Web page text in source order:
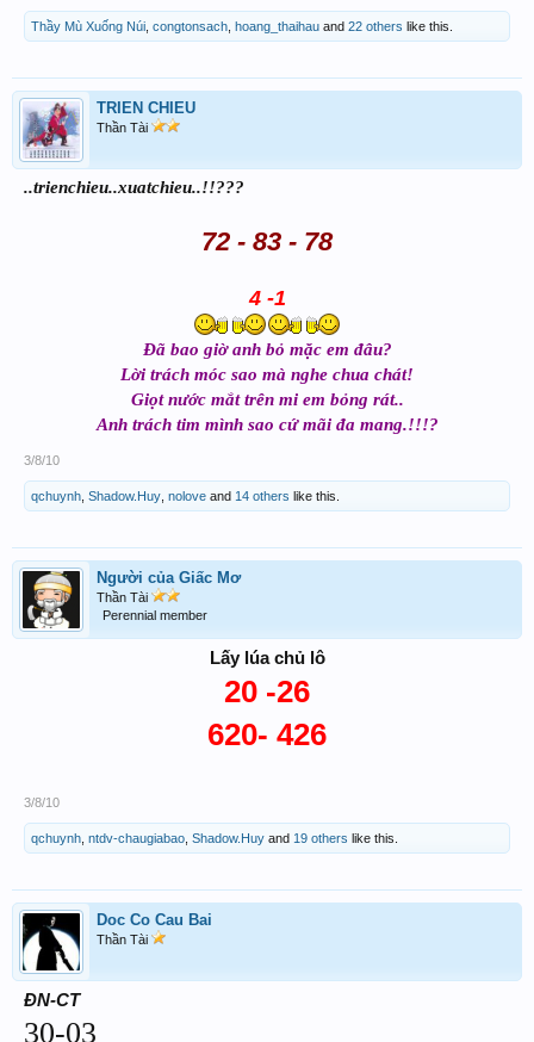
Thầy Mù Xuống Núi congtonsach hoang_thaihau and 22 others like this.
TRIEN CHIEU
Thần Tài
..trienchieu..xuatchieu..!!???
72 - 83 - 78
4 -1
Đã bao giờ anh bỏ mặc em đâu?
Lời trách móc sao mà nghe chua chát!
Giọt nước mắt trên mi em bỏng rát..
Anh trách tim mình sao cứ mãi đa mang.!!!?
3/8/10
qchuynh Shadow.Huy nolove and 14 others like this.
Người của Giấc Mơ
Thần Tài
Perennial member
Lấy lúa chủ lô
20 -26
620- 426
3/8/10
qchuynh ntdv-chaugiabao Shadow.Huy and 19 others like this.
Doc Co Cau Bai
Thần Tài
ĐN-CT
30-03